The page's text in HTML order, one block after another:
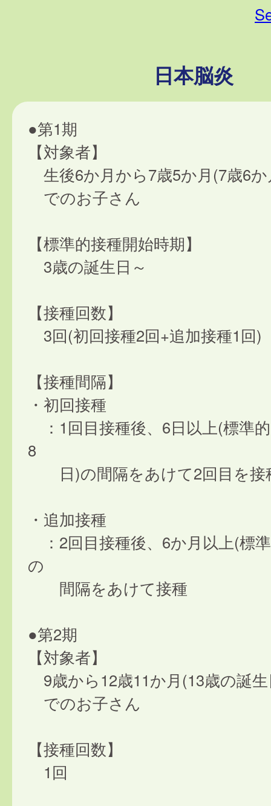
日本脳炎
●第1期
【対象者】
生後6か月から7歳5か月(7歳6
でのお子さん
【標準的接種開始時期】
3歳の誕生日～
【接種回数】
3回(初回接種2回+追加接種1回)
【接種間隔】
・初回接種
：1回目接種後、6日以上(標準
8
日)の間隔をあけて2回目を接
・追加接種
：2回目接種後、6か月以上(標
の
間隔をあけて接種
●第2期
【対象者】
9歳から12歳11か月(13歳の誕
でのお子さん
【接種回数】
1回